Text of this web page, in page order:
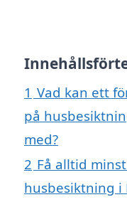
1 Vad kan ett
på
med?
2 Få alltid
husbesiktning i